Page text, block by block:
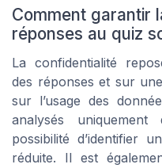
Comment garantir
réponses au quiz
La confidentialité
des réponses et sur
sur l’usage des
analysés
possibilité d’identifier
réduite. Il est